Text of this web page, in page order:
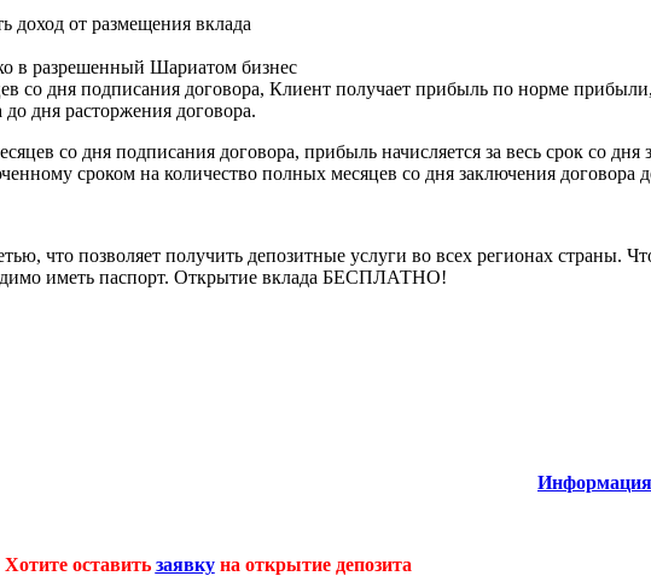
доход от размещения вклада
в разрешенный Шариатом бизнес
со дня подписания договора, Клиент получает прибыль по норме
дня расторжения договора.
со дня подписания договора, прибыль начисляется за весь срок со дня
сроком на количество полных месяцев со дня заключения договора
что позволяет получить депозитные услуги во всех регионах страны.
иметь паспорт. Открытие вклада БЕСПЛАТНО!
Информация
Хотите оставить заявкуна открытие депозита